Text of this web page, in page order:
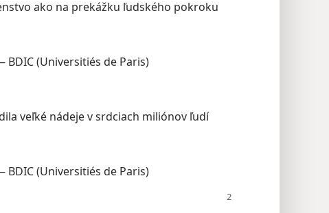
ako na prekážku ľudského pokroku
(Universitiés de Paris)
veľké nádeje v srdciach miliónov ľudí
(Universitiés de Paris)